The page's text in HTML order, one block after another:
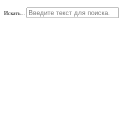
Искать...